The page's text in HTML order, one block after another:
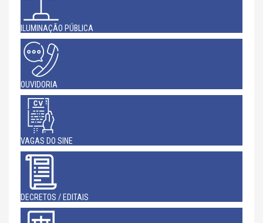
ILUMINAÇÃO PÚBLICA
OUVIDORIA
VAGAS DO SINE
DECRETOS / EDITAIS